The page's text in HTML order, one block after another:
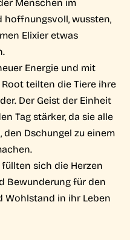
hoffnungsvoll, wussten,
Elixier etwas
Energie und mit
teilten die Tiere ihre
Der Geist der Einheit
Tag stärker, da sie alle
Dschungel zu einem
sich die Herzen
Bewunderung für den
Wohlstand in ihr Leben